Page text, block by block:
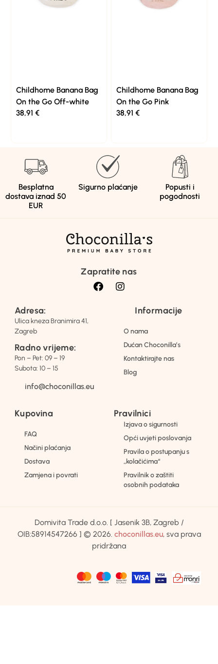
Childhome Banana Bag
On the Go Off-white
38,91€
Childhome Banana Bag
On the Go Pink
38,91 €
Besplatna
dostava iznad 50
EUR
Sigurno plaćanje
Popusti i
pogodnosti
Zapratite nas
Adresa:
Ulica kneza Branimira 41,
Zagreb
Radno vrijeme:
Pon – Pet: 09 – 19
Subota: 10 – 15
info@choconillas.eu
Informacije
O nama
Dućan Choconilla’s
Kontaktirajte nas
Blog
Kupovina
FAQ
Načini plaćanja
Dostava
Zamjena i povrati
Pravilnici
Izjava o sigurnosti
Opći uvjeti poslovanja
Pravila o postupanju s
„kolačićima“
Pravilnik o zaštiti
osobnih podataka
Domivita Trade d.o.o. [ Jasenik 3B, Zagreb /
OIB:58914547266 ] © 2026. choconillas.eu, sva prava
pridržana